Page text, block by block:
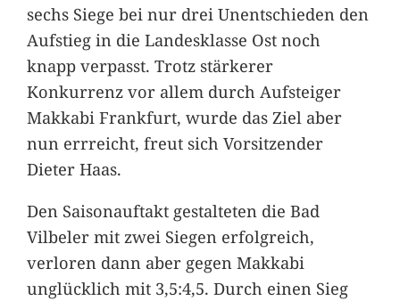
sechs Siege bei nur drei Unentschieden den
Aufstieg in die Landesklasse Ost noch
knapp verpasst. Trotz stärkerer
Konkurrenz vor allem durch Aufsteiger
Makkabi Frankfurt, wurde das Ziel aber
nun errreicht, freut sich Vorsitzender
Dieter Haas.
Den Saisonauftakt gestalteten die Bad
Vilbeler mit zwei Siegen erfolgreich,
verloren dann aber gegen Makkabi
unglücklich mit 3,5:4,5. Durch einen Sieg